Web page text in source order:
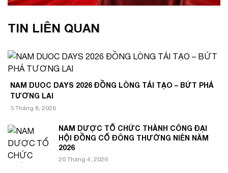
TIN LIÊN QUAN
NAM DUOC DAYS 2026 ĐỒNG LÒNG TÁI TẠO – BỨT PHÁ
TƯƠNG LAI
3 Tháng 8, 2026
NAM DƯỢC TỔ CHỨC THÀNH CÔNG ĐẠI
HỘI ĐỒNG CỔ ĐÔNG THƯỜNG NIÊN NĂM
2026
20 Tháng 4, 2026